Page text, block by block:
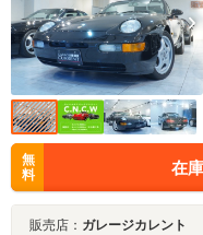
無
料
在
販売店： ガレージカレント